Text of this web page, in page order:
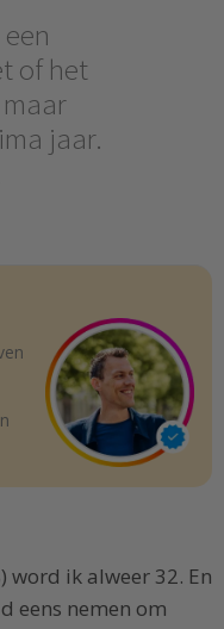
of het
jaar.
word ik alweer 32. En
eens nemen om